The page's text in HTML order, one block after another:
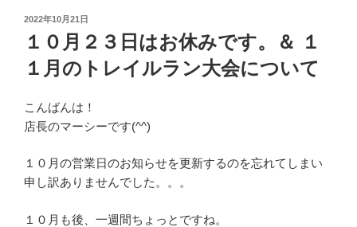
投
日:
2022年10月21日
１０月２３日はお休みです。＆ １
１月のトレイルラン大会について
こんばんは！
店長のマーシーです(^^)
１０月の営業日のお知らせを更新するのを忘れてしまい
申し訳ありませんでした。。。
１０月も後、一週間ちょっとですね。